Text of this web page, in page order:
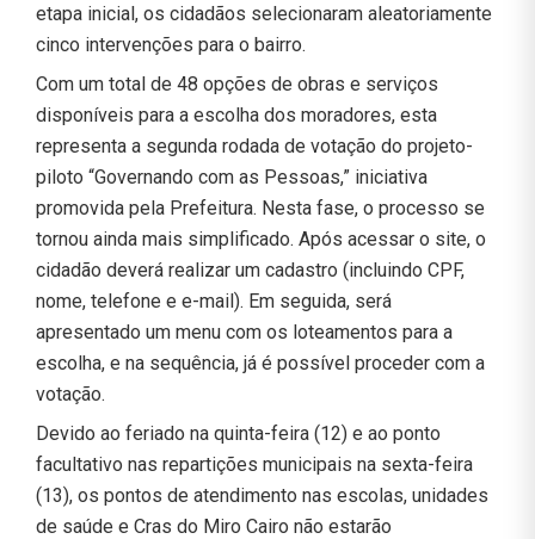
etapa inicial, os cidadãos selecionaram aleatoriamente
cinco intervenções para o bairro.
Com um total de 48 opções de obras e serviços
disponíveis para a escolha dos moradores, esta
representa a segunda rodada de votação do projeto-
piloto “Governando com as Pessoas,” iniciativa
promovida pela Prefeitura. Nesta fase, o processo se
tornou ainda mais simplificado. Após acessar o site, o
cidadão deverá realizar um cadastro (incluindo CPF,
nome, telefone e e-mail). Em seguida, será
apresentado um menu com os loteamentos para a
escolha, e na sequência, já é possível proceder com a
votação.
Devido ao feriado na quinta-feira (12) e ao ponto
facultativo nas repartições municipais na sexta-feira
(13), os pontos de atendimento nas escolas, unidades
de saúde e Cras do Miro Cairo não estarão